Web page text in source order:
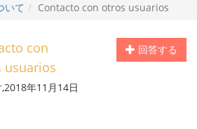
いて Contacto con otros usuarios
回答する
con
usuarios
,2018年11月14日